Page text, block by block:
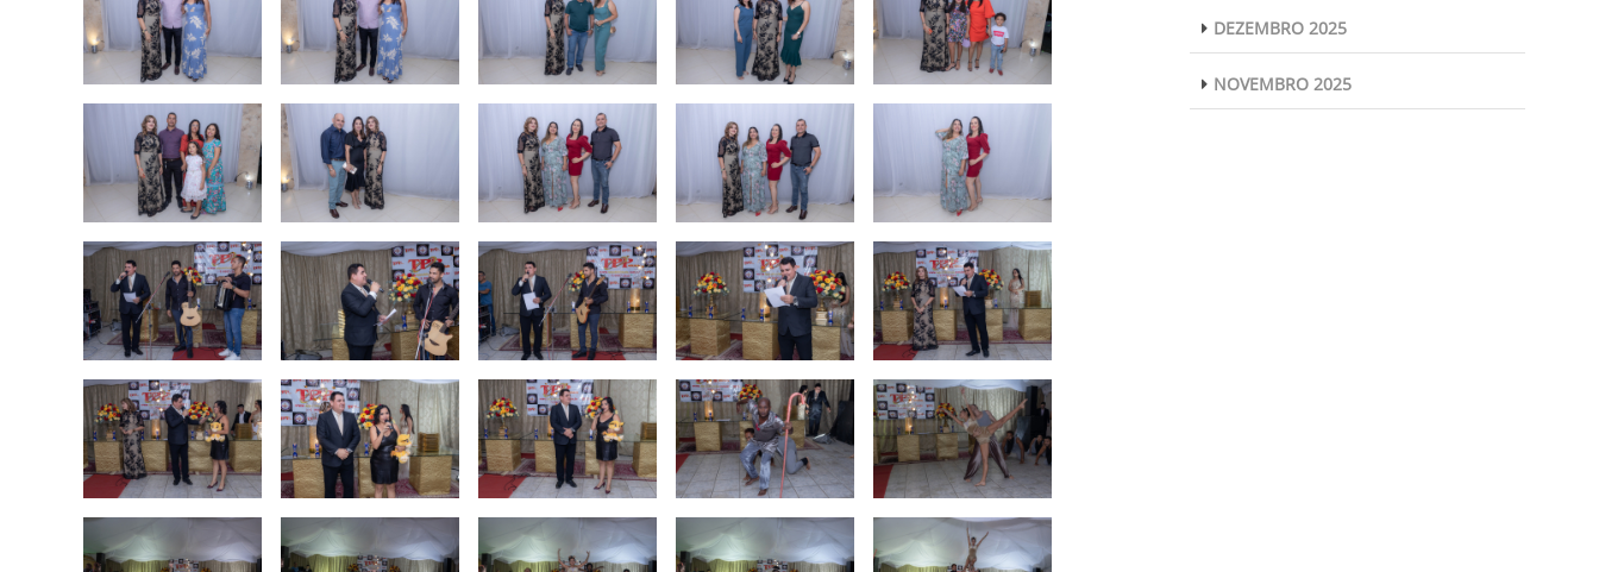
DEZEMBRO 2025
NOVEMBRO 2025